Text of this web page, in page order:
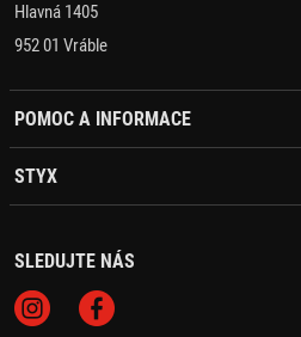
Hlavná 1405
952 01 Vráble
POMOC A INFORMACE
STYX
SLEDUJTE NÁS